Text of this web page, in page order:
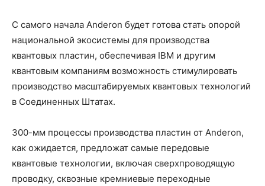
С самого начала Anderon будет готова стать опорой
национальной экосистемы для производства
квантовых пластин, обеспечивая IBM и другим
квантовым компаниям возможность стимулировать
производство масштабируемых квантовых технологий
в Соединенных Штатах.
300-мм процессы производства пластин от Anderon,
как ожидается, предложат самые передовые
квантовые технологии, включая сверхпроводящую
проводку, сквозные кремниевые переходные